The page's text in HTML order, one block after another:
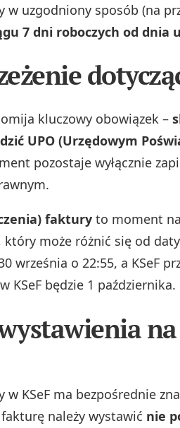
uzgodniony sposób (na
7 dni roboczych od dnia
kluczowy obowiązek –
UPO (Urzędowym
pozostaje wyłącznie
faktury to moment
może różnić się od daty
września o 22:55, a KSeF
KSeF będzie 1 października.
KSeF ma bezpośrednie
należy wystawić nie